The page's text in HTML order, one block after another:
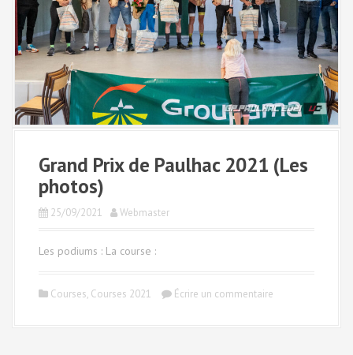
Grand Prix de Paulhac 2021 (Les
photos)
25/09/2021 Webmaster
Les podiums : La course :
Courses, Courses 2021 Écrire un commentaire